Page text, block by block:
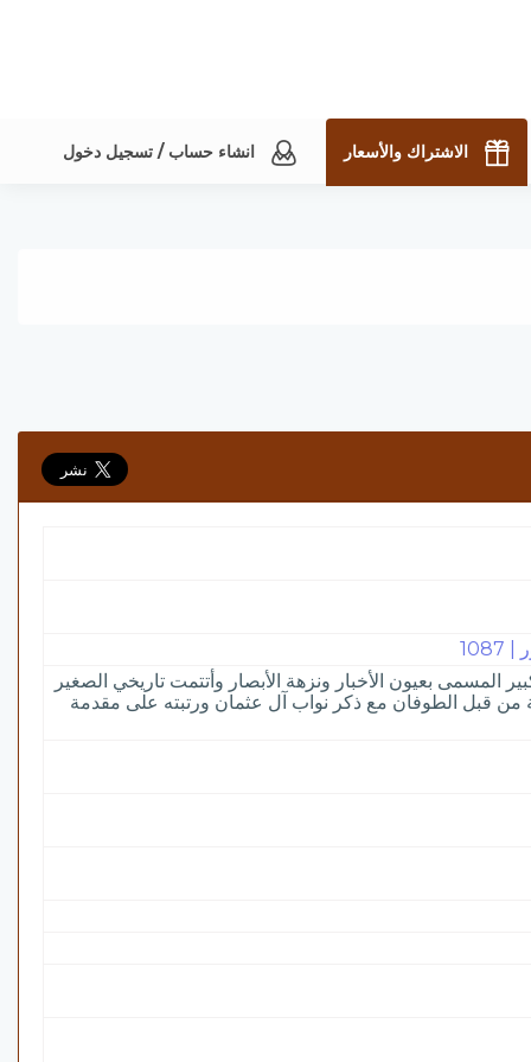
الاشتراك والأسعار انشاء حساب / تسجيل دخول
المسمى بعيون الأخبار ونزهة الأبصار وأتتمت تاريخي الصغير
من قبل الطوفان مع ذكر نواب آل عثمان ورتبته على مقدمة